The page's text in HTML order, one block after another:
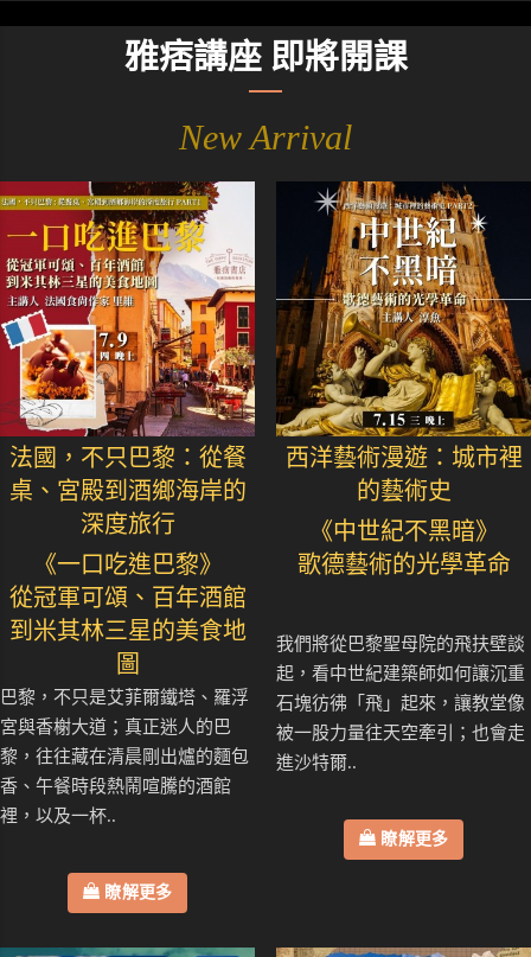
雅痞講座 即將開課
New Arrival
法國，不只巴黎：從餐
桌、宮殿到酒鄉海岸的
深度旅行
《一口吃進巴黎》
從冠軍可頌、百年酒館
到米其林三星的美食地
圖
巴黎，不只是艾菲爾鐵塔、羅浮
宮與香榭大道；真正迷人的巴
黎，往往藏在清晨剛出爐的麵包
香、午餐時段熱鬧喧騰的酒館
裡，以及一杯..
瞭解更多
西洋藝術漫遊：城市裡
的藝術史
《中世紀不黑暗》
歌德藝術的光學革命
我們將從巴黎聖母院的飛扶壁談
起，看中世紀建築師如何讓沉重
石塊彷彿「飛」起來，讓教堂像
被一股力量往天空牽引；也會走
進沙特爾..
瞭解更多